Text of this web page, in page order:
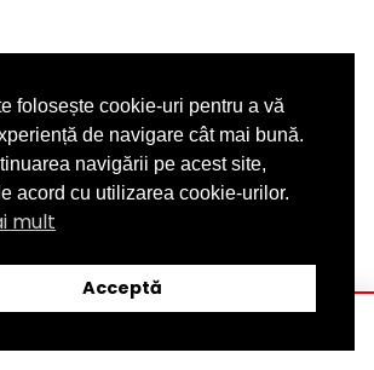
folosește cookie-uri pentru a vă
de navigare cât mai bună.
navigării pe acest site,
acord cu utilizarea cookie-urilor.
mult
Acceptă